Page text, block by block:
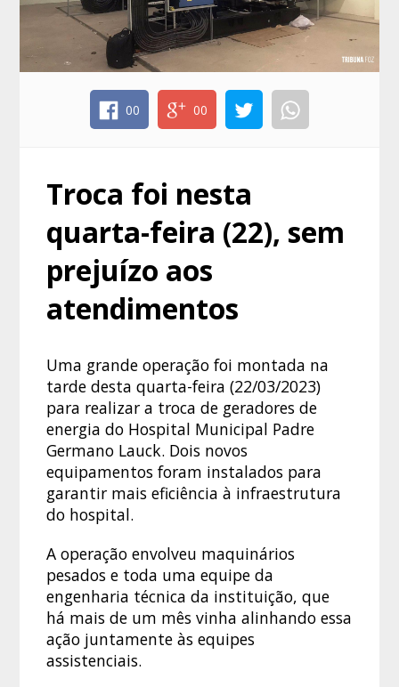
00 00
Troca foi nesta
quarta-feira (22), sem
prejuízo aos
atendimentos
Uma grande operação foi montada na
tarde desta quarta-feira (22/03/2023)
para realizar a troca de geradores de
energia do Hospital Municipal Padre
Germano Lauck. Dois novos
equipamentos foram instalados para
garantir mais eficiência à infraestrutura
do hospital.
A operação envolveu maquinários
pesados e toda uma equipe da
engenharia técnica da instituição, que
há mais de um mês vinha alinhando essa
ação juntamente às equipes
assistenciais.